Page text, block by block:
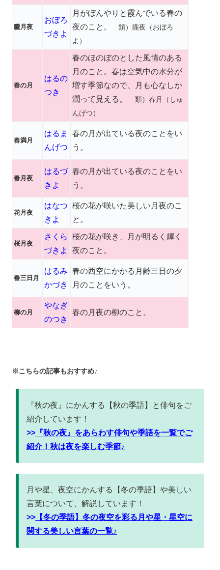
朧月夜
おぼろ
づきよ
月がぼんやりと霞んでいる春の
夜のこと。
類）朧夜（おぼろ
よ）
春の月
はるの
つき
春のほのぼのとした風情のある
月のこと。春は空気中の水分が
増す季節なので、月も心なしか
潤って見える。 類）春月（しゅ
んげつ）
春満月
はるま
んげつ
春の月が出ている夜のことをい
う。
春月夜
はるづ
きよ
春の月が出ている夜のことをい
う。
花月夜
はなつ
きよ
桜の花が咲いた美しい月夜のこ
と。
桜月夜
さくら
づきよ
桜の花が咲き、月が明るく輝く
夜のこと。
春三日月
はるみ
かづき
春の西空にかかる月齢三日の夕
月のことをいう。
柳の月
やなぎ
のつき
春の月夜の柳のこと。
※こちらの記事もおすすめ♪
『秋の夜』にかんする【秋の季語】と俳句をご
紹介しています！
>> 『秋の夜』をあらわす俳句や季語を一覧でご
紹介！秋は夜を楽しむ季節♪
月や星、夜空にかんする【冬の季語】や美しい
言葉について、解説しています！
>> 【冬の季語】冬の夜空を彩る月や星・星空に
関する美しい言葉の一覧♪